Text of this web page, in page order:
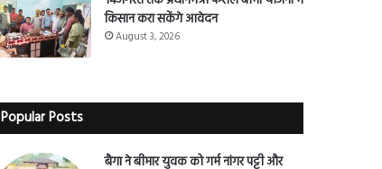
14अगस्त तक प्रधानमंत्री फसल बीमा योजना मे
किसान करा सकेंगे आवेदन
Popular Posts